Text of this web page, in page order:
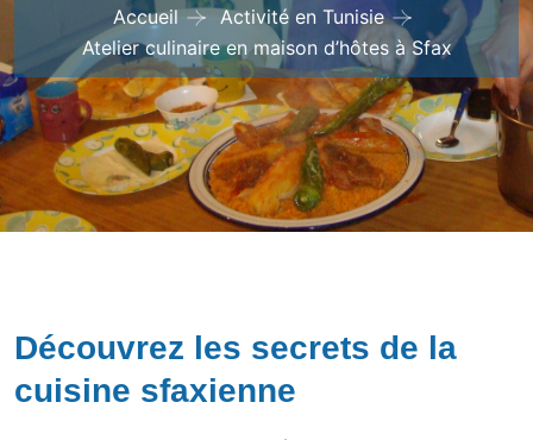
Accueil
Activité en Tunisie
Atelier culinaire en maison d’hôtes à Sfax
Découvrez les secrets de la
cuisine sfaxienne